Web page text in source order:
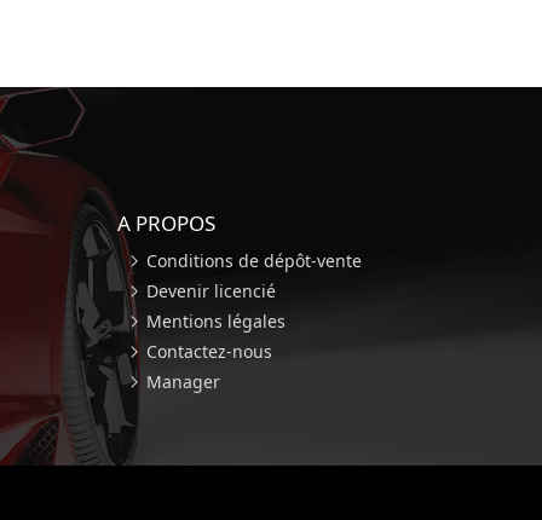
A PROPOS
Conditions de dépôt-vente
Devenir licencié
Mentions légales
Contactez-nous
Manager